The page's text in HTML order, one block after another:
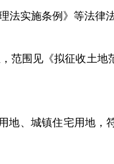
法实施条例》 等法律
范围见《拟征收土地
地、城镇住宅用地 ，